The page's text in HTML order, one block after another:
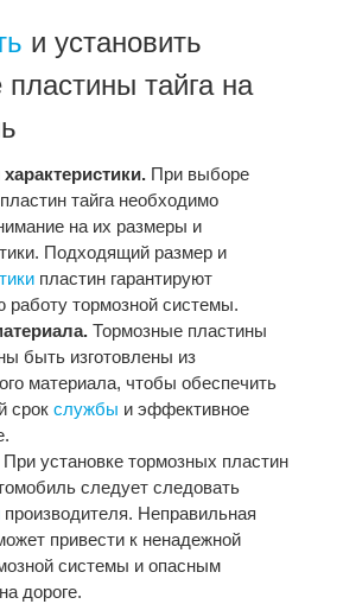
и установить
тайга на
При выборе
тайга необходимо
на их размеры и
Подходящий размер и
пластин гарантируют
работу тормозной системы.
Тормозные пластины
быть изготовлены из
материала, чтобы обеспечить
срок службы и эффективное
При установке тормозных пластин
следует следовать
производителя. Неправильная
привести к ненадежной
системы и опасным
дороге.